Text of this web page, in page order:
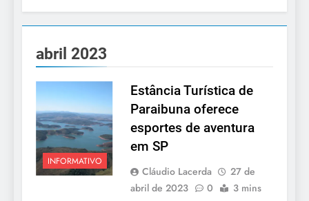
abril 2023
INFORMATIVO
Estância Turística de
Paraibuna oferece
esportes de aventura
em SP
Cláudio Lacerda
27 de
abril de 2023
0 3 mins